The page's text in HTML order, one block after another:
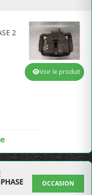
2
Voir le produit
OCCASION